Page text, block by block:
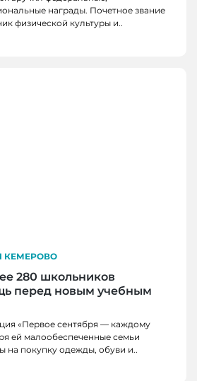
награды. Почетное звание
физической культуры и..
КЕМЕРОВО
280 школьников
перед новым учебным
«Первое сентября — каждому
ей малообеспеченные семьи
на покупку одежды, обуви и..